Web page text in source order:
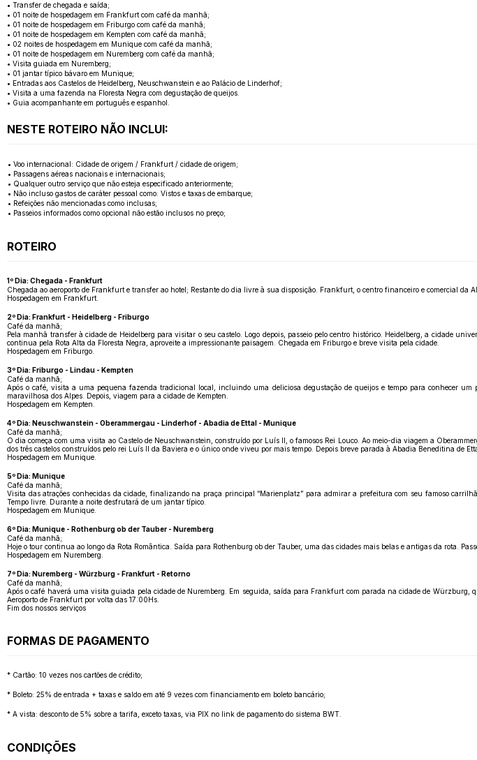
• Transfer de chegada e saída;
• 01 noite de hospedagem em Frankfurt com café da manhã;
• 01 noite de hospedagem em Friburgo com café da manhã;
• 01 noite de hospedagem em Kempten com café da manhã;
• 02 noites de hospedagem em Munique com café da manhã;
• 01 noite de hospedagem em Nuremberg com café da manhã;
• Visita guiada em Nuremberg;
• 01 jantar típico bávaro em Munique;
• Entradas aos Castelos de Heidelberg, Neuschwanstein e ao Palácio de Linderhof;
• Visita a uma fazenda na Floresta Negra com degustação de queijos.
• Guia acompanhante em português e espanhol.
NESTE ROTEIRO NÃO INCLUI:
• Voo internacional: Cidade de origem / Frankfurt / cidade de origem;
• Passagens aéreas nacionais e internacionais;
• Qualquer outro serviço que não esteja especificado anteriormente;
• Não incluso gastos de caráter pessoal como: Vistos e taxas de embarque;
• Refeições não mencionadas como inclusas;
• Passeios informados como opcional não estão inclusos no preço;
ROTEIRO
1º Dia: Chegada - Frankfurt
Chegada ao aeroporto de Frankfurt e transfer ao hotel; Restante do dia livre à sua disposição. Frankfurt, o centro financeiro e comercial da
Hospedagem em Frankfurt.
2º Dia: Frankfurt - Heidelberg - Friburgo
Café da manhã;
Pela manhã transfer à cidade de Heidelberg para visitar o seu castelo. Logo depois, passeio pelo centro histórico. Heidelberg, a cidade
continua pela Rota Alta da Floresta Negra, aproveite a impressionante paisagem. Chegada em Friburgo e breve visita pela cidade.
Hospedagem em Friburgo.
3º Dia: Friburgo - Lindau - Kempten
Café da manhã;
Após o café, visita a uma pequena fazenda tradicional local, incluindo uma deliciosa degustação de queijos e tempo para conhecer
maravilhosa dos Alpes. Depois, viagem para a cidade de Kempten.
Hospedagem em Kempten.
4º Dia: Neuschwanstein - Oberammergau - Linderhof - Abadia de Ettal - Munique
Café da manhã;
O dia começa com uma visita ao Castelo de Neuschwanstein, construído por Luís II, o famosos Rei Louco. Ao meio-dia viagem a
dos três castelos construídos pelo rei Luís II da Baviera e o único onde viveu por mais tempo. Depois breve parada à Abadia Beneditina de
Hospedagem em Munique.
5º Dia: Munique
Café da manhã;
Visita das atrações conhecidas da cidade, finalizando na praça principal “Marienplatz” para admirar a prefeitura com seu famoso
Tempo livre. Durante a noite desfrutará de um jantar típico.
Hospedagem em Munique.
6º Dia: Munique - Rothenburg ob der Tauber - Nuremberg
Café da manhã;
Hoje o tour continua ao longo da Rota Romântica. Saída para Rothenburg ob der Tauber, uma das cidades mais belas e antigas da rota.
Hospedagem em Nuremberg.
7º Dia: Nuremberg - Würzburg - Frankfurt - Retorno
Café da manhã;
Após o café haverá uma visita guiada pela cidade de Nuremberg. Em seguida, saída para Frankfurt com parada na cidade de
Aeroporto de Frankfurt por volta das 17:00Hs.
Fim dos nossos serviços
FORMAS DE PAGAMENTO
* Cartão: 10 vezes nos cartões de crédito;
* Boleto: 25% de entrada + taxas e saldo em até 9 vezes com financiamento em boleto bancário;
* A vista: desconto de 5% sobre a tarifa, exceto taxas, via PIX no link de pagamento do sistema BWT.
CONDIÇÕES